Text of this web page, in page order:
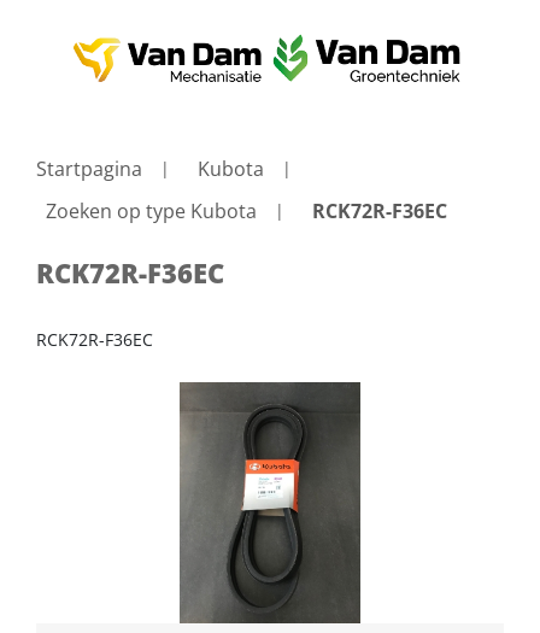
Startpagina
Kubota
Zoeken op type Kubota
RCK72R-F36EC
RCK72R-F36EC
RCK72R-F36EC